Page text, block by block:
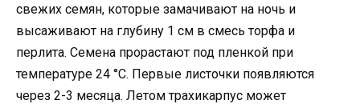
свежих семян, которые замачивают на ночь и
высаживают на глубину 1 см в смесь торфа и
перлита. Семена прорастают под пленкой при
температуре 24 °C. Первые листочки появляются
через 2-3 месяца. Летом трахикарпус может